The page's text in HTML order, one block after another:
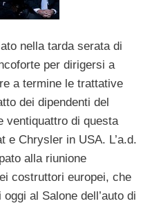
nella tarda serata di
per dirigersi a
a termine le trattative
dei dipendenti del
ventiquattro di questa
e Chrysler in USA. L’a.d.
alla riunione
costruttori europei, che
al Salone dell’auto di